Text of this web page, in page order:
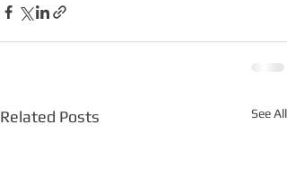
Related Posts See All